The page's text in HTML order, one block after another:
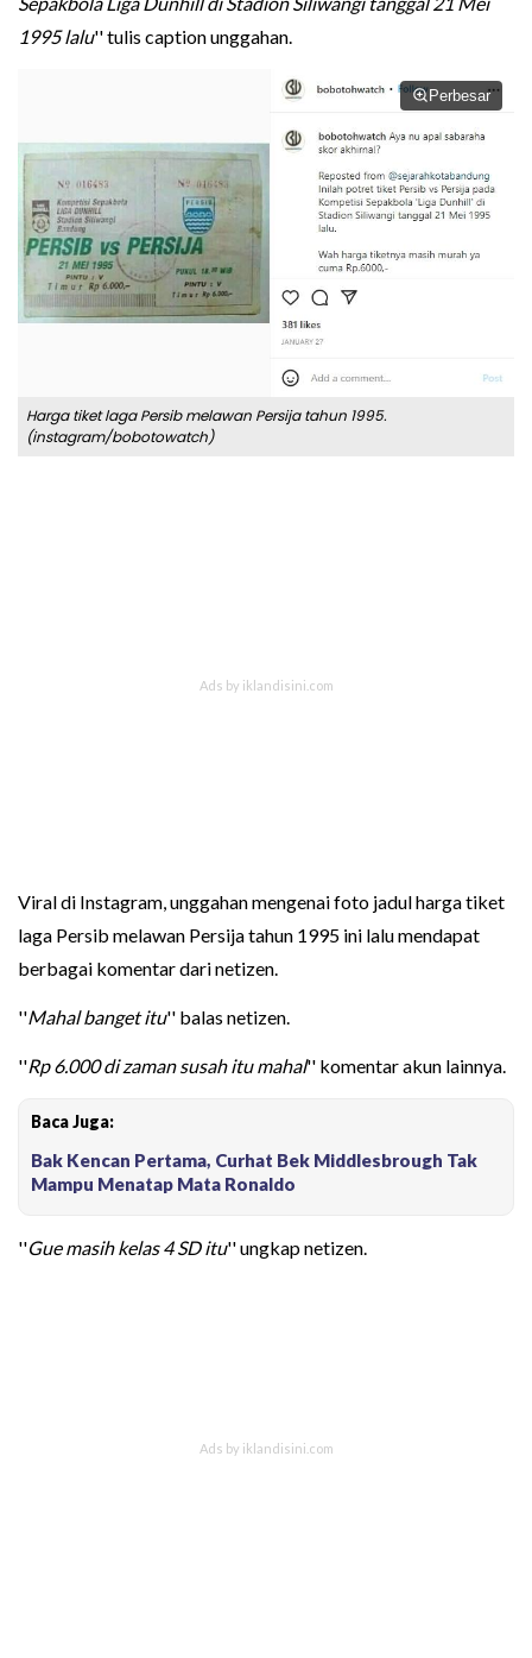
1995 lalu'' tulis caption unggahan.
Perbesar
Harga tiket laga Persib melawan Persija tahun 1995.
(instagram/bobotowatch)
Viral di Instagram, unggahan mengenai foto jadul harga tiket
laga Persib melawan Persija tahun 1995 ini lalu mendapat
berbagai komentar dari netizen.
''Mahal banget itu'' balas netizen.
''Rp 6.000 di zaman susah itu mahal'' komentar akun lainnya.
Baca Juga:
Bak Kencan Pertama, Curhat Bek Middlesbrough Tak
Mampu Menatap Mata Ronaldo
''Gue masih kelas 4 SD itu'' ungkap netizen.